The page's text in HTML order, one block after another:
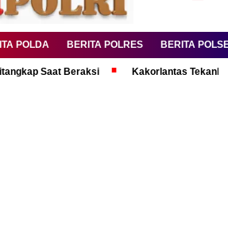
POLDA BERITA POLRES BERITA
Beraksi Kakorlantas Tekankan Mental